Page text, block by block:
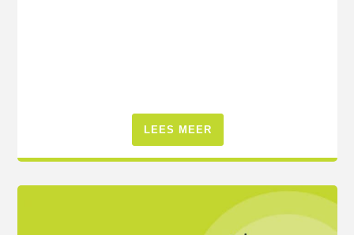
LEES MEER